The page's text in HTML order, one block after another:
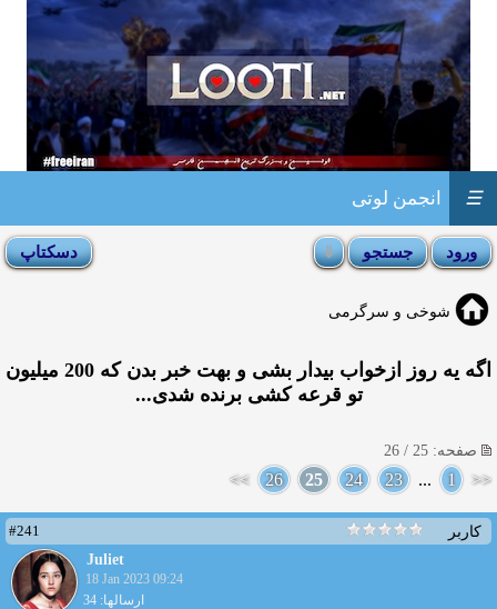
انجمن لوتی ☰
شوخی و سرگرمی
اگه یه روز ازخواب بیدار بشی و بهت خبر بدن كه 200 میلیون
تو قرعه كشی برنده شدی...
صفحه: 25 / 26
<<
1
...
23
24
25
26
>>
کاربر
#241
Juliet
18 Jan 2023 09:24
ارسالها: 34